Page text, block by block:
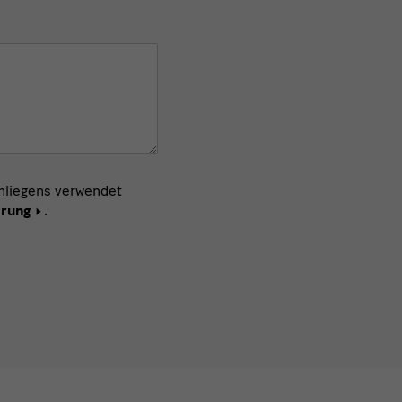
verwendet
.